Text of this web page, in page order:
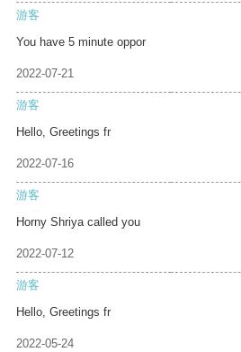
游客
You have 5 minute oppor
2022-07-21
游客
Hello, Greetings fr
2022-07-16
游客
Horny Shriya called you
2022-07-12
游客
Hello, Greetings fr
2022-05-24